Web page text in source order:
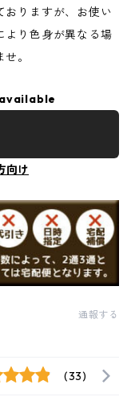
おりますが、お使い
より色身が異なる場
。
向け
通報する
(33)